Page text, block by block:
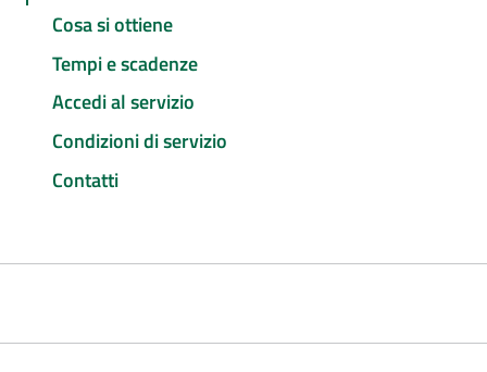
Cosa si ottiene
Tempi e scadenze
Accedi al servizio
Condizioni di servizio
Contatti